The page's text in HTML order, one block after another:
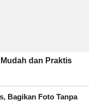
dan Praktis
Bagikan Foto Tanpa